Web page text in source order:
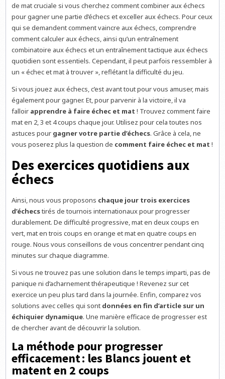
de mat cruciale si vous cherchez comment combiner aux échecs
pour gagner une partie d’échecs et exceller aux échecs. Pour ceux
qui se demandent comment vaincre aux échecs, comprendre
comment calculer aux échecs, ainsi qu’un entraînement
combinatoire aux échecs et un entraînement tactique aux échecs
quotidien sont essentiels. Cependant, il peut parfois ressembler à
un « échec et mat à trouver », reflétant la difficulté du jeu.
Si vous jouez aux échecs, c’est avant tout pour vous amuser, mais
également pour gagner. Et, pour parvenir à la victoire, il va
falloir apprendre à faire échec et mat ! Trouvez comment faire
mat en 2, 3 et 4 coups chaque jour. Utilisez pour cela toutes nos
astuces pour gagner votre partie d’échecs. Grâce à cela, ne
vous poserez plus la question de comment faire échec et mat !
Des exercices quotidiens aux
échecs
Ainsi, nous vous proposons chaque jour trois exercices
d’échecstirés de tournois internationaux pour progresser
durablement. De difficulté progressive, mat en deux coups en
vert, mat en trois coups en orange et mat en quatre coups en
rouge. Nous vous conseillons de vous concentrer pendant cinq
minutes sur chaque diagramme.
Si vous ne trouvez pas une solution dans le temps imparti, pas de
panique ni d’acharnement thérapeutique ! Revenez sur cet
exercice un peu plus tard dans la journée. Enfin, comparez vos
solutions avec celles qui sont données en fin d’article sur un
échiquier dynamique. Une manière efficace de progresser est
de chercher avant de découvrir la solution.
La méthode pour progresser
efficacement : les Blancs jouent et
matent en 2 coups